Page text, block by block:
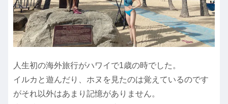
人生初の海外旅行がハワイで1歳の時でした。
イルカと遊んだり、ホヌを見たのは覚えているのです
がそれ以外はあまり記憶がありません。